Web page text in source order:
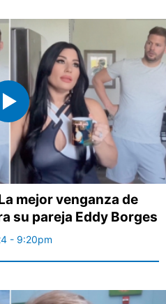
mejor venganza de
su pareja Eddy Borges
- 9:20pm